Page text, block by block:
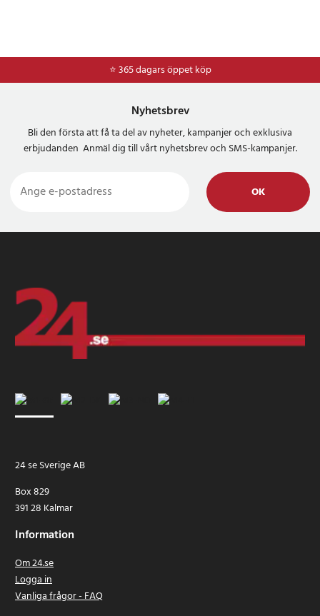
⭐ 365 dagars öppet köp
⭐Frakt 49kr *
Nyhetsbrev
Bli den första att få ta del av nyheter, kampanjer och exklusiva
erbjudanden Anmäl dig till vårt nyhetsbrev och SMS-kampanjer.
OK
24 se Sverige AB
Box 829
391 28 Kalmar
Information
Om 24.se
Logga in
Vanliga frågor - FAQ